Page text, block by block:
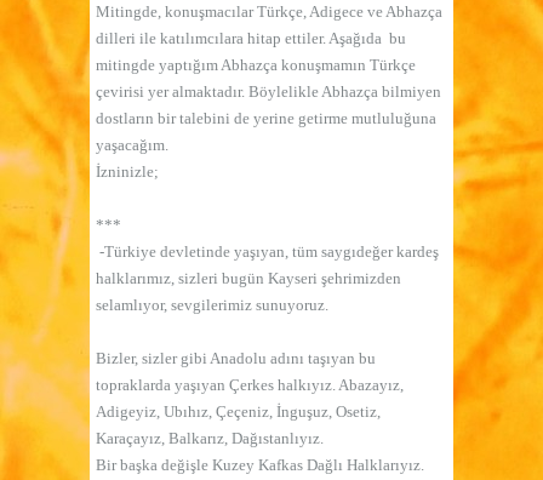
Mitingde, konuşmacılar Türkçe, Adigece ve Abhazça
dilleri ile katılımcılara hitap ettiler. Aşağıda bu
mitingde yaptığım Abhazça konuşmamın Türkçe
çevirisi yer almaktadır. Böylelikle Abhazça bilmiyen
dostların bir talebini de yerine getirme mutluluğuna
yaşacağım.
İzninizle;
***
-Türkiye devletinde yaşıyan, tüm saygıdeğer kardeş
halklarımız, sizleri bugün Kayseri şehrimizden
selamlıyor, sevgilerimiz sunuyoruz.
Bizler, sizler gibi Anadolu adını taşıyan bu
topraklarda yaşıyan Çerkes halkıyız. Abazayız,
Adigeyiz, Ubıhız, Çeçeniz, İnguşuz, Osetiz,
Karaçayız, Balkarız, Dağıstanlıyız.
Bir başka değişle Kuzey Kafkas Dağlı Halklarıyız.